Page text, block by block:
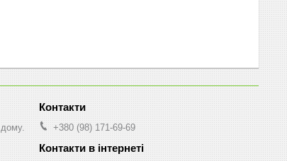
+380 (98) 171-69-69